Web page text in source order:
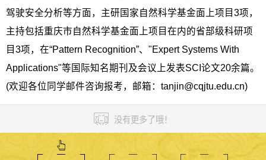
驾驶安全分析等方面，主研国家自然科学基金面上项目3项，
主持包括重庆市自然科学基金面上项目在内的省部级科研项
目3项，在“Pattern Recognition”、"Expert Systems With
Applications"等国际知名期刊及会议上发表SCI论文20余篇。
(欢迎各位同学邮件咨询报考，邮箱：tanjin@cqjtu.edu.cn)
没有更多了哦！